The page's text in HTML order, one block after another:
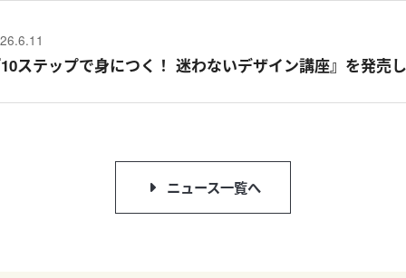
10ステップで身につく！ 迷わないデザイン講座』を発売
ニュース一覧へ